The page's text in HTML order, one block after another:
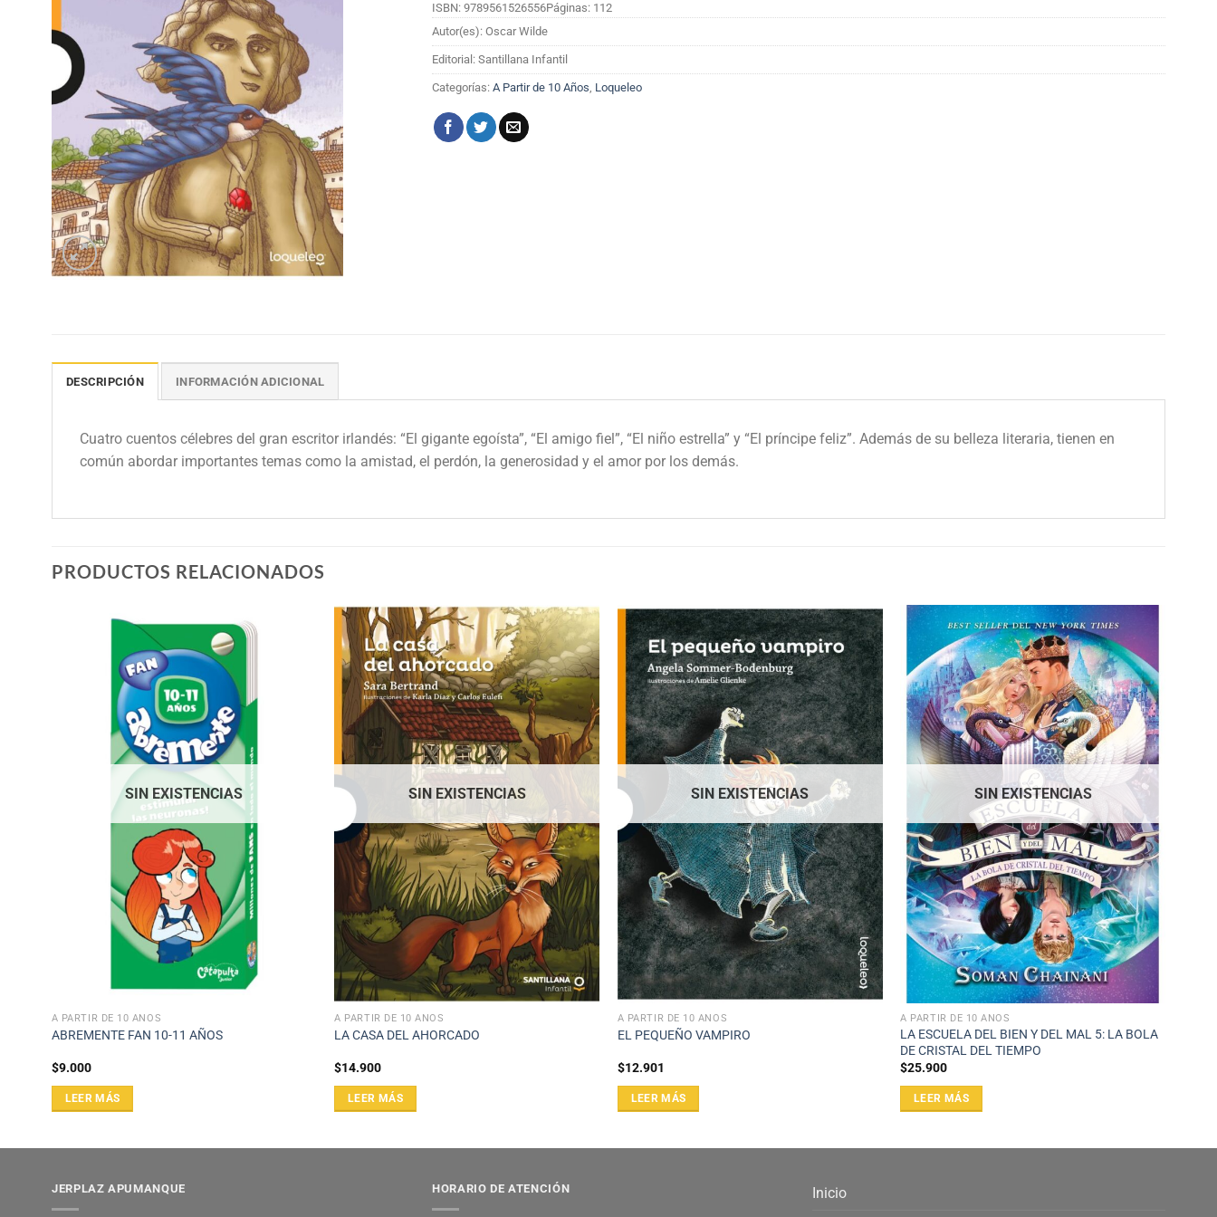
ISBN: 9789561526556Páginas: 112
Autor(es): Oscar Wilde
Editorial: Santillana Infantil
Categorías: A Partir de 10 Años Loqueleo
DESCRIPCIÓN INFORMACIÓN ADICIONAL
Cuatro cuentos célebres del gran escritor irlandés: “El gigante egoísta”, “El amigo fiel”, “El niño estrella” y “El príncipe feliz”. Además de su belleza literaria, tienen en
común abordar importantes temas como la amistad, el perdón, la generosidad y el amor por los demás.
PRODUCTOS RELACIONADOS
SIN EXISTENCIAS
A PARTIR DE 10 AÑOS
ABREMENTE FAN 10-11 AÑOS
$9.000
LEER MÁS
SIN EXISTENCIAS
A PARTIR DE 10 AÑOS
LA CASA DEL AHORCADO
$14.900
LEER MÁS
SIN EXISTENCIAS
A PARTIR DE 10 AÑOS
EL PEQUEÑO VAMPIRO
$12.901
LEER MÁS
SIN EXISTENCIAS
A PARTIR DE 10 AÑOS
LA ESCUELA DEL BIEN Y DEL MAL 5: LA BOLA
DE CRISTAL DEL TIEMPO
$25.900
LEER MÁS
JERPLAZ APUMANQUE HORARIO DE ATENCIÓN Inicio